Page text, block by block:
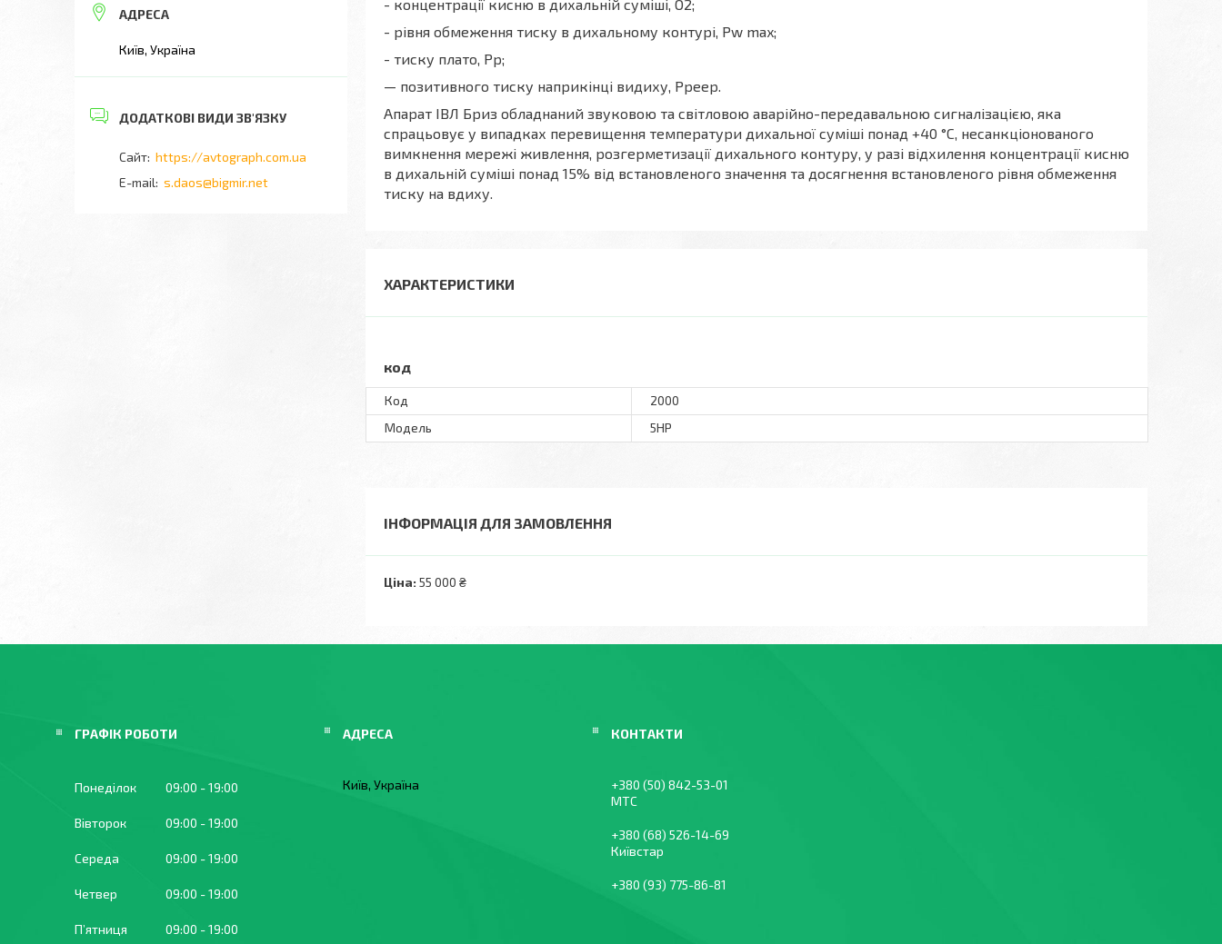
- концентрації кисню в дихальній суміші, O2;
- рівня обмеження тиску в дихальному контурі, Рw max;
- тиску плато, Рp;
— позитивного тиску наприкінці видиху, Рpeep.
Апарат ІВЛ Бриз обладнаний звуковою та світловою аварійно-передавальною сигналізацією, яка
спрацьовує у випадках перевищення температури дихальної суміші понад +40 °C, несанкціонованого
вимкнення мережі живлення, розгерметизації дихального контуру, у разі відхилення концентрації кисню
в дихальній суміші понад 15% від встановленого значення та досягнення встановленого рівня обмеження
тиску на вдиху.
ХАРАКТЕРИСТИКИ
код
Код
2000
Модель
5НР
ІНФОРМАЦІЯ ДЛЯ ЗАМОВЛЕННЯ
Ціна: 55 000 ₴
Київ, Україна
https://avtograph.com.ua
s.daos@bigmir.net
ГРАФІК РОБОТИ
Понеділок 09:00 19:00
Вівторок 09:00 19:00
Середа 09:00 19:00
Четвер 09:00 19:00
Пʼятниця 09:00 19:00
Київ, Україна
+380 (50) 842-53-01
МТС
+380 (68) 526-14-69
Київстар
+380 (93) 775-86-81